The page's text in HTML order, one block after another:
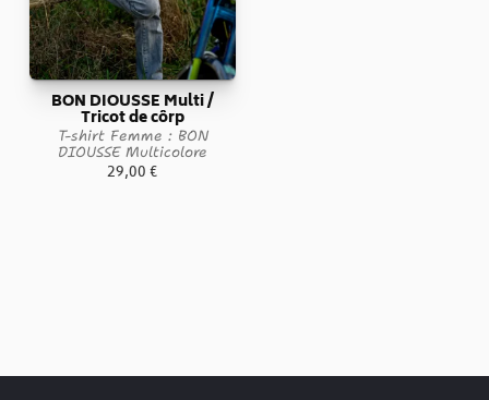
BON DIOUSSE Multi /
Tricot de côrp
T-shirt Femme : BON
DIOUSSE Multicolore
29,00€